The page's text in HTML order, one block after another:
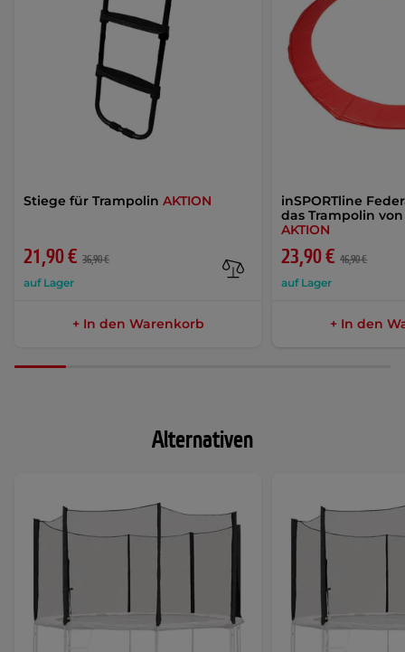
Stiege für Trampolin AKTION
21,90 € 36,90 €
auf Lager
+ In den Warenkorb
inSPORTline
das Trampolin
AKTION
23,90 € 46,90 €
auf Lager
+ In den
Alternativen